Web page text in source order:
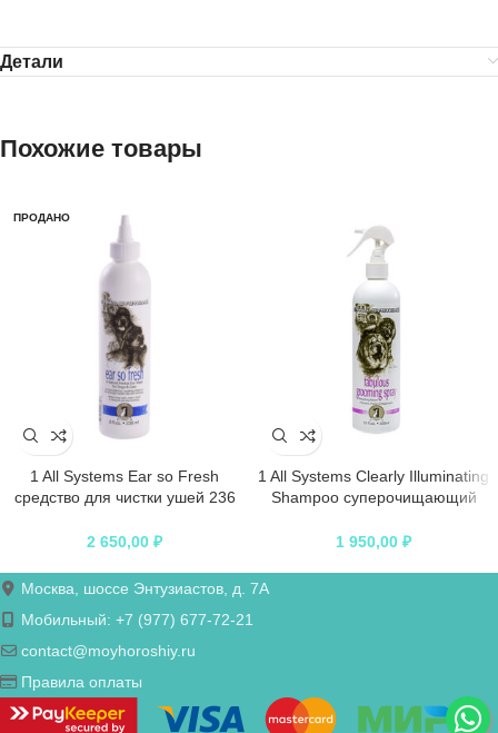
Детали
Похожие товары
ПРОДАНО
1 All Systems Ear so Fresh
средство для чистки ушей 236
2 650,00 ₽
1 All Systems Clearly Illuminating
Shampoo суперочищающий
1 950,00 ₽
Москва, шоссе Энтузиастов, д. 7А
Мобильный: +7 (977) 677-72-21
contact@moyhoroshiy.ru
Правила оплаты